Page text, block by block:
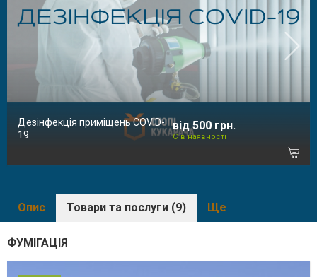
Дезінфекція приміщень COVID-
19
від 500 грн.
Є в наявності
Опис Товари та послуги (9) Ще
ФУМІГАЦІЯ